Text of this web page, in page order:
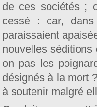
de ces sociétés ;
cessé : car, dans
paraissaient
nouvelles
on pas les
désignés à la mort
à soutenir malgré